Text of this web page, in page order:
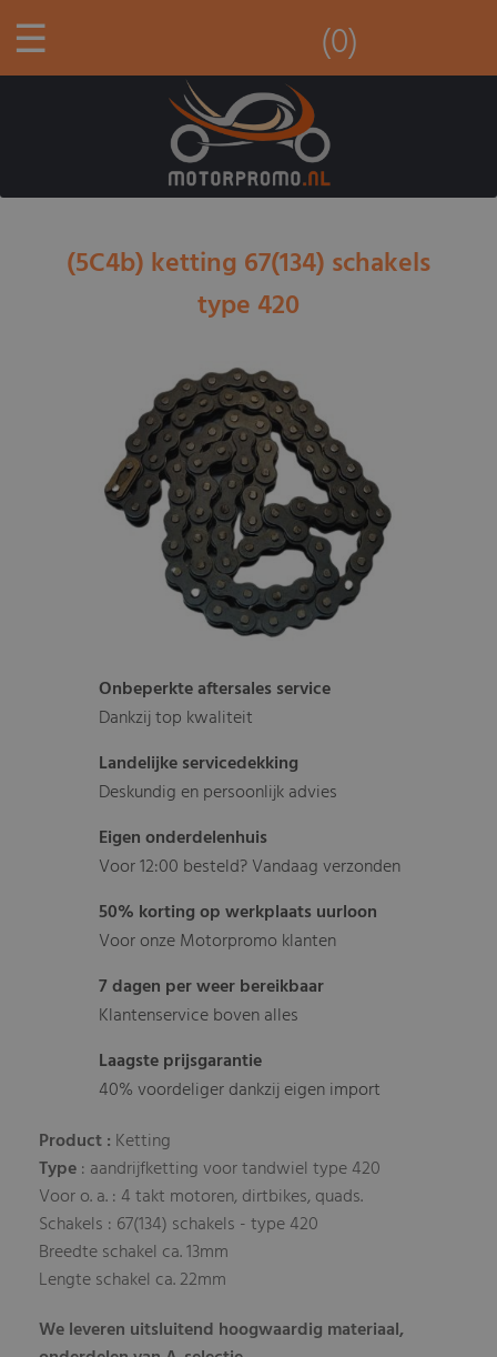
☰ (0)
(5C4b) ketting 67(134) schakels
type 420
Onbeperkte aftersales service
Dankzij top kwaliteit
Landelijke servicedekking
Deskundig en persoonlijk advies
Eigen onderdelenhuis
Voor 12:00 besteld? Vandaag verzonden
50% korting op werkplaats uurloon
Voor onze Motorpromo klanten
7 dagen per weer bereikbaar
Klantenservice boven alles
Laagste prijsgarantie
40% voordeliger dankzij eigen import
Product : Ketting
Type: aandrijfketting voor tandwiel type 420
Voor o. a. : 4 takt motoren, dirtbikes, quads.
Schakels : 67(134) schakels - type 420
Breedte schakel ca. 13mm
Lengte schakel ca. 22mm
We leveren uitsluitend hoogwaardig materiaal,